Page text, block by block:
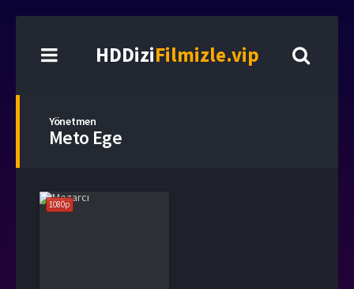
HDDiziFilmizle.vip
Yönetmen
Meto Ege
1080p